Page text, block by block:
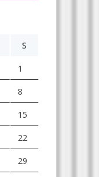
S
1
8
15
22
29